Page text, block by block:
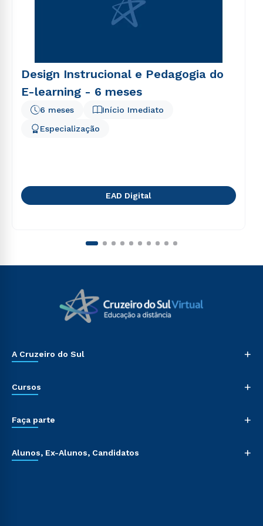
Design Instrucional e Pedagogia do
E-learning - 6 meses
Início Imediato
6 meses
Especialização
EAD Digital
A Cruzeiro do Sul +
Cursos +
Faça parte +
Alunos, Ex-Alunos, Candidatos +